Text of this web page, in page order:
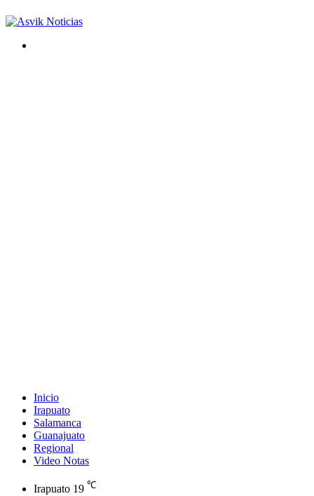
Inicio
Irapuato
Salamanca
Guanajuato
Regional
Video Notas
Irapuato 19 ℃